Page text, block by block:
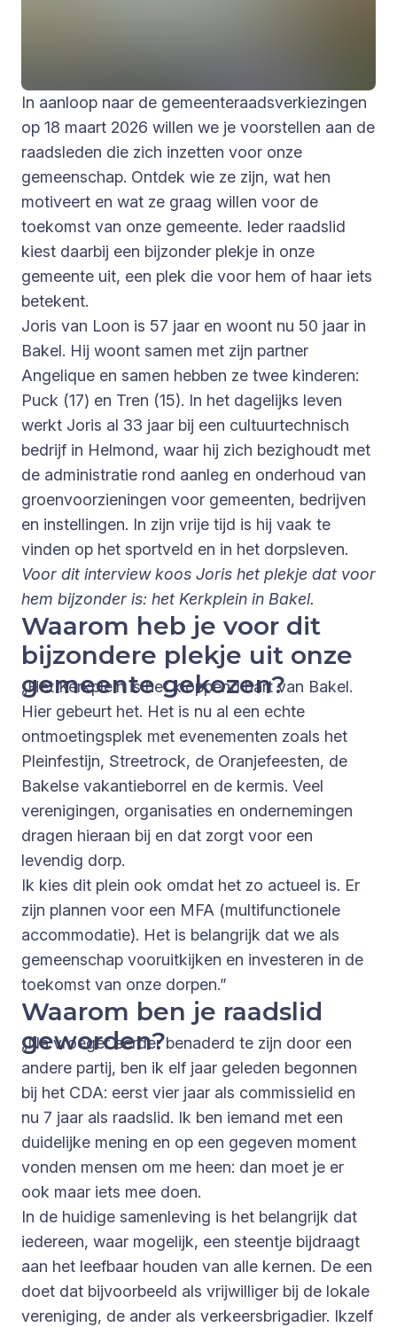
In aanloop naar de gemeenteraadsverkiezingen
op 18 maart 2026 willen we je voorstellen aan de
raadsleden die zich inzetten voor onze
gemeenschap. Ontdek wie ze zijn, wat hen
motiveert en wat ze graag willen voor de
toekomst van onze gemeente. Ieder raadslid
kiest daarbij een bijzonder plekje in onze
gemeente uit, een plek die voor hem of haar iets
betekent.
Joris van Loon is 57 jaar en woont nu 50 jaar in
Bakel. Hij woont samen met zijn partner
Angelique en samen hebben ze twee kinderen:
Puck (17) en Tren (15). In het dagelijks leven
werkt Joris al 33 jaar bij een cultuurtechnisch
bedrijf in Helmond, waar hij zich bezighoudt met
de administratie rond aanleg en onderhoud van
groenvoorzieningen voor gemeenten, bedrijven
en instellingen. In zijn vrije tijd is hij vaak te
vinden op het sportveld en in het dorpsleven.
Voor dit interview koos Joris het plekje dat voor
hem bijzonder is: het Kerkplein in Bakel.
Waarom heb je voor dit
bijzondere plekje uit onze
gemeente gekozen?
„Het Kerkplein is het kloppend hart van Bakel.
Hier gebeurt het. Het is nu al een echte
ontmoetingsplek met evenementen zoals het
Pleinfestijn, Streetrock, de Oranjefeesten, de
Bakelse vakantieborrel en de kermis. Veel
verenigingen, organisaties en ondernemingen
dragen hieraan bij en dat zorgt voor een
levendig dorp.
Ik kies dit plein ook omdat het zo actueel is. Er
zijn plannen voor een MFA (multifunctionele
accommodatie). Het is belangrijk dat we als
gemeenschap vooruitkijken en investeren in de
toekomst van onze dorpen.”
Waarom ben je raadslid
geworden?
„Na vroeger eerder benaderd te zijn door een
andere partij, ben ik elf jaar geleden begonnen
bij het CDA: eerst vier jaar als commissielid en
nu 7 jaar als raadslid. Ik ben iemand met een
duidelijke mening en op een gegeven moment
vonden mensen om me heen: dan moet je er
ook maar iets mee doen.
In de huidige samenleving is het belangrijk dat
iedereen, waar mogelijk, een steentje bijdraagt
aan het leefbaar houden van alle kernen. De een
doet dat bijvoorbeeld als vrijwilliger bij de lokale
vereniging, de ander als verkeersbrigadier. Ikzelf